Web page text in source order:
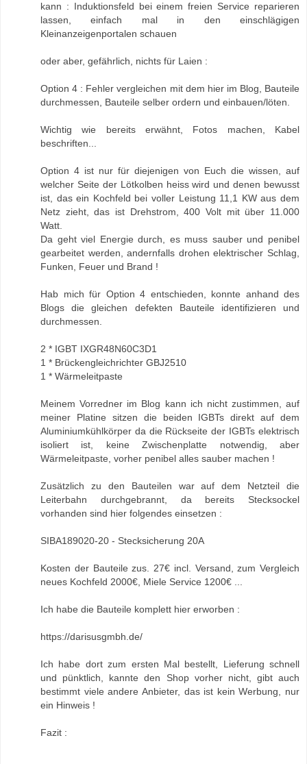
kann : Induktionsfeld bei einem freien Service reparieren
lassen, einfach mal in den einschlägigen
Kleinanzeigenportalen schauen
oder aber, gefährlich, nichts für Laien :
Option 4 : Fehler vergleichen mit dem hier im Blog, Bauteile
durchmessen, Bauteile selber ordern und einbauen/löten.
Wichtig wie bereits erwähnt, Fotos machen, Kabel
beschriften...
Option 4 ist nur für diejenigen von Euch die wissen, auf
welcher Seite der Lötkolben heiss wird und denen bewusst
ist, das ein Kochfeld bei voller Leistung 11,1 KW aus dem
Netz zieht, das ist Drehstrom, 400 Volt mit über 11.000
Watt.
Da geht viel Energie durch, es muss sauber und penibel
gearbeitet werden, andernfalls drohen elektrischer Schlag,
Funken, Feuer und Brand !
Hab mich für Option 4 entschieden, konnte anhand des
Blogs die gleichen defekten Bauteile identifizieren und
durchmessen.
2 * IGBT IXGR48N60C3D1
1 * Brückengleichrichter GBJ2510
1 * Wärmeleitpaste
Meinem Vorredner im Blog kann ich nicht zustimmen, auf
meiner Platine sitzen die beiden IGBTs direkt auf dem
Aluminiumkühlkörper da die Rückseite der IGBTs elektrisch
isoliert ist, keine Zwischenplatte notwendig, aber
Wärmeleitpaste, vorher penibel alles sauber machen !
Zusätzlich zu den Bauteilen war auf dem Netzteil die
Leiterbahn durchgebrannt, da bereits Stecksockel
vorhanden sind hier folgendes einsetzen :
SIBA189020-20 - Stecksicherung 20A
Kosten der Bauteile zus. 27€ incl. Versand, zum Vergleich
neues Kochfeld 2000€, Miele Service 1200€ ...
Ich habe die Bauteile komplett hier erworben :
https://darisusgmbh.de/
Ich habe dort zum ersten Mal bestellt, Lieferung schnell
und pünktlich, kannte den Shop vorher nicht, gibt auch
bestimmt viele andere Anbieter, das ist kein Werbung, nur
ein Hinweis !
Fazit :